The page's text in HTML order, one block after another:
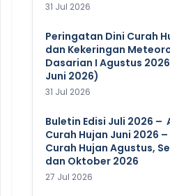
31 Jul 2026
Peringatan Dini Curah
dan Kekeringan
Dasarian I Agustus
Juni 2026)
31 Jul 2026
Buletin Edisi Juli 2026 –
Curah Hujan Juni 2026
Curah Hujan Agustus,
dan Oktober 2026
27 Jul 2026